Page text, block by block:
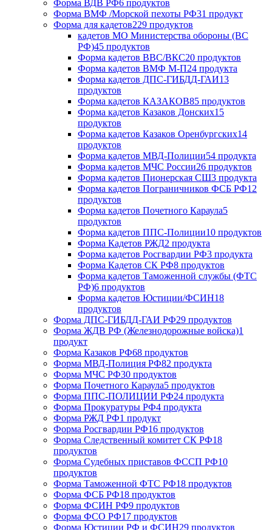
Форма ВДВ РФ6 продуктов
Форма ВМФ /Морской пехоты РФ31 продукт
Форма для кадетов229 продуктов
кадетов МО Министерства обороны (ВС
РФ)45 продуктов
Форма кадетов ВВС/ВКС20 продуктов
Форма кадетов ВМФ М-П24 продукта
Форма кадетов ДПС-ГИБДД-ГАИ13
продуктов
Форма кадетов КАЗАКОВ85 продуктов
Форма кадетов Казаков Донских15
продуктов
Форма кадетов Казаков Оренбургских14
продуктов
Форма кадетов МВД-Полиции54 продукта
Форма кадетов МЧС России26 продуктов
Форма кадетов Пионерская СШ3 продукта
Форма кадетов Пограничников ФСБ РФ12
продуктов
Форма кадетов Почетного Караула5
продуктов
Форма кадетов ППС-Полиции10 продуктов
Форма Кадетов РЖД2 продукта
Форма кадетов Росгвардии РФ3 продукта
Форма Кадетов СК РФ8 продуктов
Форма кадетов Таможенной службы (ФТС
РФ)6 продуктов
Форма кадетов Юстиции/ФСИН18
продуктов
Форма ДПС-ГИБДД-ГАИ РФ29 продуктов
Форма ЖДВ РФ (Железнодорожные войска)1
продукт
Форма Казаков РФ68 продуктов
Форма МВД-Полиция РФ82 продукта
Форма МЧС РФ30 продуктов
Форма Почетного Караула5 продуктов
Форма ППС-ПОЛИЦИИ РФ24 продукта
Форма Прокуратуры РФ4 продукта
Форма РЖД РФ1 продукт
Форма Росгвардии РФ16 продуктов
Форма Следственный комитет СК РФ18
продуктов
Форма Судебных приставов ФССП РФ10
продуктов
Форма Таможенной ФТС РФ18 продуктов
Форма ФСБ РФ18 продуктов
Форма ФСИН РФ9 продуктов
Форма ФСО РФ17 продуктов
Форма Юстиции РФ и ФСИН29 продуктов